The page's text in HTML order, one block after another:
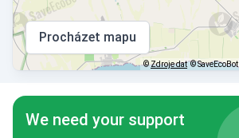
Procházet mapu
©Zdroje dat © SaveEcoBot
We need your support